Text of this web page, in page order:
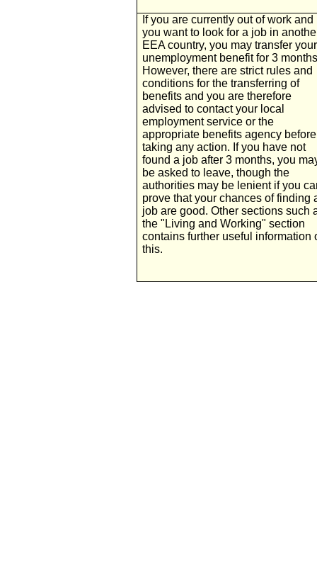
If you are currently out of work and
you want to look for a job in
EEA country, you may transfer your
unemployment benefit for 3
However, there are strict rules and
conditions for the transferring of
benefits and you are therefore
advised to contact your local
employment service or the
appropriate benefits agency before
taking any action. If you have not
found a job after 3 months, you
be asked to leave, though the
authorities may be lenient if you
prove that your chances of finding
job are good. Other sections such
the "Living and Working" section
contains further useful information
this.